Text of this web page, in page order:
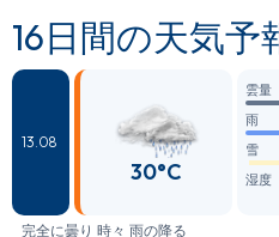
16日間の天気予
13.08
30°C
雲量
雨
雪
湿度
完全に曇り 時々 雨の降る